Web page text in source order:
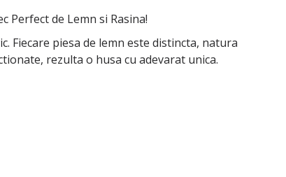
Perfect de Lemn si Rasina!
Fiecare piesa de lemn este distincta, natura
rezulta o husa cu adevarat unica.